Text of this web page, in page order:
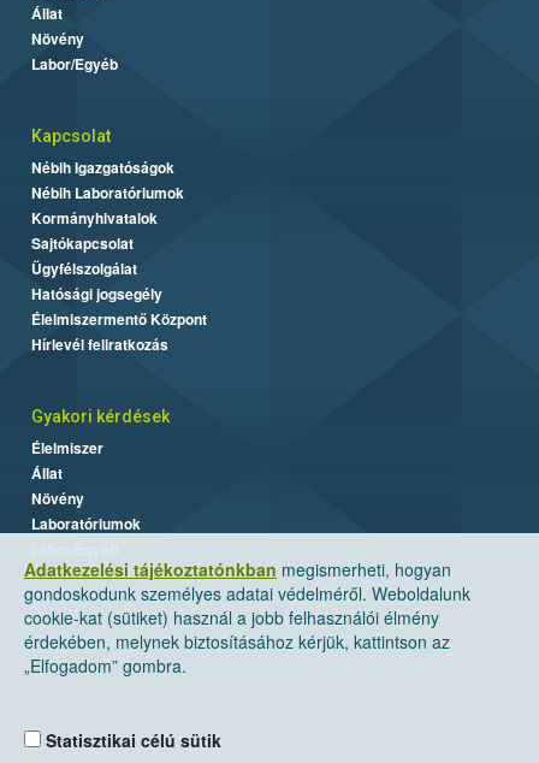
Adatkezelési tájékoztatónkban megismerheti, hogyan
gondoskodunk személyes adatai védelméről. Weboldalunk
cookie-kat (sütiket) használ a jobb felhasználói élmény
érdekében, melynek biztosításához kérjük, kattintson az
„Elfogadom” gombra.
Statisztikai célú sütik
Állat
Növény
Labor/Egyéb
Kapcsolat
Nébih Igazgatóságok
Nébih Laboratóriumok
Kormányhivatalok
Sajtókapcsolat
Ügyfélszolgálat
Hatósági jogsegély
Élelmiszermentő Központ
Hírlevél feliratkozás
Gyakori kérdések
Élelmiszer
Állat
Növény
Laboratóriumok